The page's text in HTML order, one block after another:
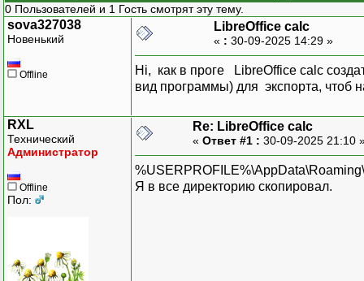
0 Пользователей и 1 Гость смотрят эту тему.
sova327038
Новенький
Offline
LibreOffice calc
« : 30-09-2025 14:29 »
Hi, как в проге LibreOffice calc
вид программы) для экспорта, чтоб
RXL
Технический
Администратор
Offline
Пол:
Re: LibreOffice calc
« Ответ #1 : 30-09-2025 21:10
Я в все директорию скопировал.